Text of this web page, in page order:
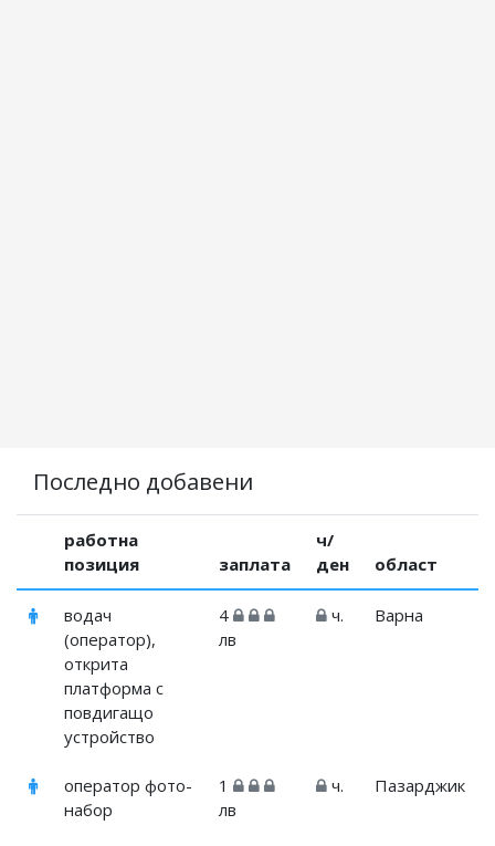
Последно добавени
работна
позиция
заплата
ч/
ден
област
водач
(оператор),
открита
платформа с
повдигащо
устройство
4
лв
ч. Варна
оператор фото-
набор
1
лв
ч. Пазарджик